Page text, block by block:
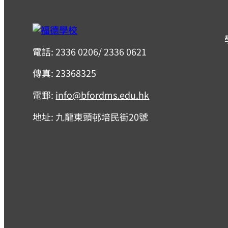
電話: 2336 0206/ 2336 0621
傳真: 23368325
電郵: info@bfordms.edu.hk
地址: 九龍東頭邨培民街20號